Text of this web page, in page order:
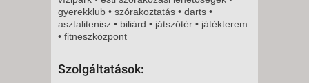
2027. FEBRUÁR 01., HÉTFŐ -
11 NAP / 10 ÉJSZAKA
CSÜTÖRTÖK -
gyerekklub • szórakoztatás • darts •
asztalitenisz • biliárd • játszótér • játékterem
• fitneszközpont
Szolgáltatások: